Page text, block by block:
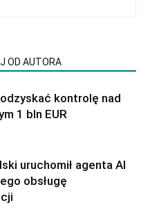
OD AUTORA
kontrolę nad
1 bln EUR
uruchomił agenta AI
obsługę